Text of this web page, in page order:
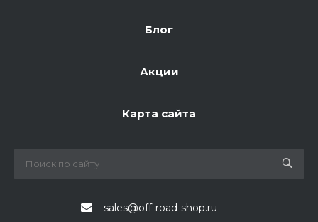
Блог
Акции
Карта сайта
sales@off-road-shop.ru